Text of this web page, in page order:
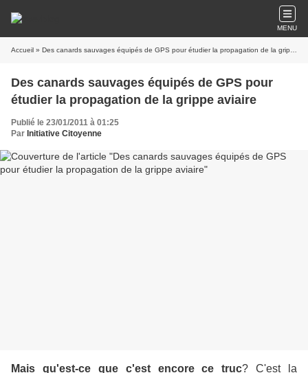
MENU
Accueil » Des canards sauvages équipés de GPS pour étudier la propagation de la grippe aviaire
Des canards sauvages équipés de GPS pour
étudier la propagation de la grippe aviaire
Publié le 23/01/2011 à 01:25
Par Initiative Citoyenne
Mais qu'est-ce que c'est encore ce truc? C'est la